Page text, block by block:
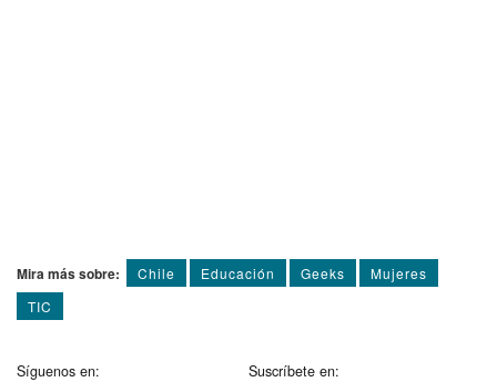
Mira más sobre: Chile Educación Geeks
Mujeres
TIC
Síguenos en: Suscríbete en: